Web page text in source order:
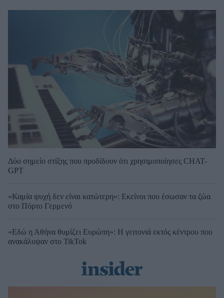
Δύο σημείο στίξης που προδίδουν ότι χρησιμοποίησες CHAT-
GPT
«Καμία ψυχή δεν είναι κατώτερη»: Εκείνοι που έσωσαν τα ζώα
στο Πόρτο Γερμενό
«Εδώ η Αθήνα θυμίζει Ευρώπη»: H γειτονιά εκτός κέντρου που
ανακάλυψαν στο TikTok